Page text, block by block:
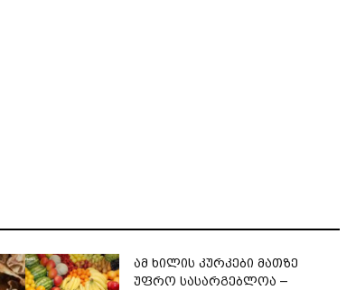
ამ ხილის კურკები მათზე
უფრო სასარგებლოა –